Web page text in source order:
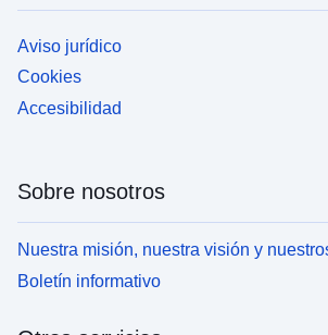
Aviso jurídico
Cookies
Accesibilidad
Sobre nosotros
Nuestra misión, nuestra visión y
Boletín informativo